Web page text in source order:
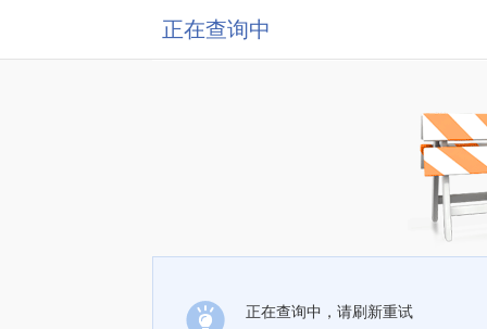
正在查询中
正在查询中，请刷新重试